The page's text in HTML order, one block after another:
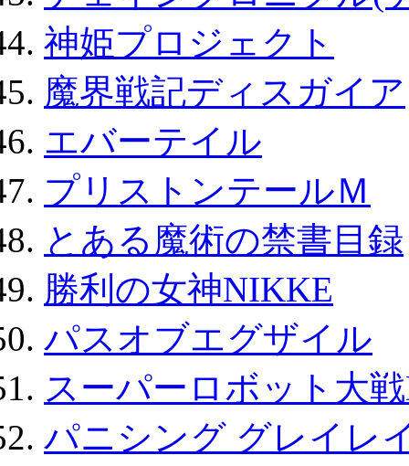
神姫プロジェクト
魔界戦記ディスガイア
エバーテイル
プリストンテールＭ
とある魔術の禁書目録
勝利の女神NIKKE
パスオブエグザイル
スーパーロボット大
パニシング グレイレ